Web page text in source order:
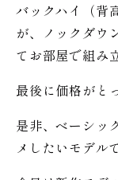
バックハイ（背
が、ノックダウ
てお部屋で組み
最後に価格がと
是非、ベーシッ
メしたいモデル